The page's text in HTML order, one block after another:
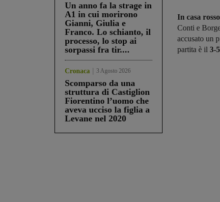
Un anno fa la strage in
A1 in cui morirono
Gianni, Giulia e
Franco. Lo schianto, il
processo, lo stop ai
sorpassi fra tir....
Cronaca 3 Agosto 2026
Scomparso da una
struttura di Castiglion
Fiorentino l’uomo che
aveva ucciso la figlia a
Levane nel 2020
In casa
Conti e
accusato un
partita è il 3-